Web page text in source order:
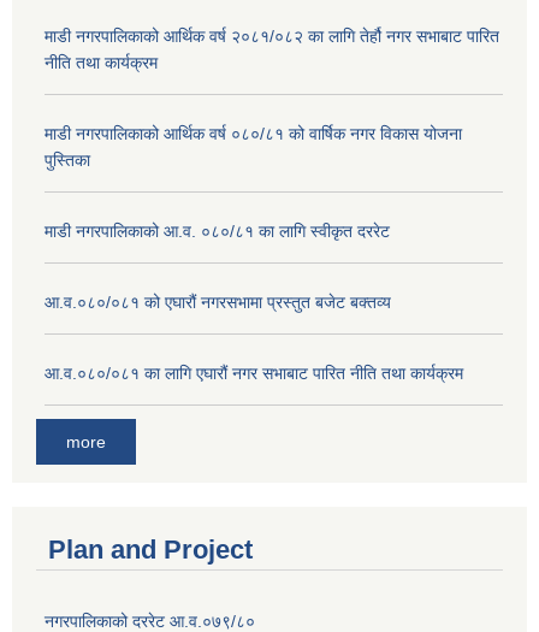
माडी नगरपालिकाको आर्थिक वर्ष २०८१/०८२ का लागि तेर्हौ नगर सभाबाट पारित
नीति तथा कार्यक्रम
माडी नगरपालिकाको आर्थिक वर्ष ०८०/८१ को वार्षिक नगर विकास योजना
पुस्तिका
माडी नगरपालिकाको आ.व. ०८०/८१ का लागि स्वीकृत दररेट
आ.व.०८०/०८१ को एघारौं नगरसभामा प्रस्तुत बजेट बक्तव्य
आ.व.०८०/०८१ का लागि एघारौं नगर सभाबाट पारित नीति तथा कार्यक्रम
more
Plan and Project
नगरपालिकाको दररेट आ.व.०७९/८०